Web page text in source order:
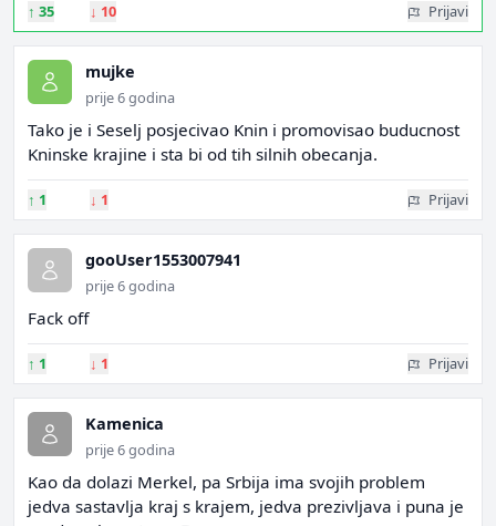
↑ 35 ↓ 10 Prijavi
mujke
prije 6 godina
Tako je i Seselj posjecivao Knin i promovisao buducnost
Kninske krajine i sta bi od tih silnih obecanja.
↑ 1 ↓ 1 Prijavi
gooUser1553007941
prije 6 godina
Fack off
↑ 1 ↓ 1 Prijavi
Kamenica
prije 6 godina
Kao da dolazi Merkel, pa Srbija ima svojih problem
jedva sastavlja kraj s krajem, jedva prezivljava i puna je